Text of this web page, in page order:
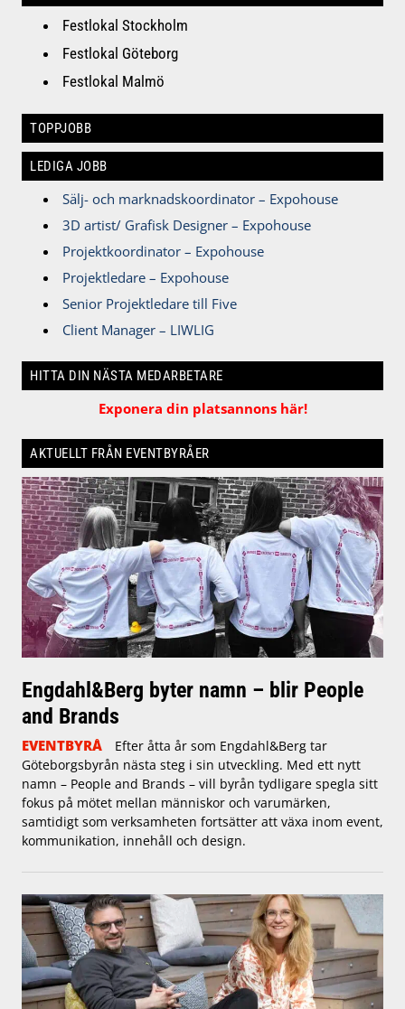
Festlokal Stockholm
Festlokal Göteborg
Festlokal Malmö
TOPPJOBB
LEDIGA JOBB
Sälj- och marknadskoordinator – Expohouse
3D artist/ Grafisk Designer – Expohouse
Projektkoordinator – Expohouse
Projektledare – Expohouse
Senior Projektledare till Five
Client Manager – LIWLIG
HITTA DIN NÄSTA MEDARBETARE
Exponera din platsannons här!
AKTUELLT FRÅN EVENTBYRÅER
Engdahl&Berg byter namn – blir People
and Brands
EVENTBYRÅ
Efter åtta år som Engdahl&Berg tar
Göteborgsbyrån nästa steg i sin utveckling. Med ett nytt
namn – People and Brands – vill byrån tydligare spegla sitt
fokus på mötet mellan människor och varumärken,
samtidigt som verksamheten fortsätter att växa inom event,
kommunikation, innehåll och design.